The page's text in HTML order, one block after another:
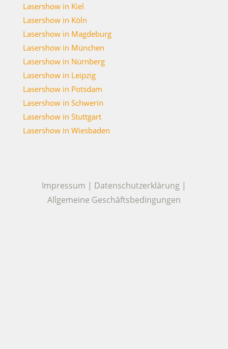
Lasershow in Kiel
Lasershow in Köln
Lasershow in Magdeburg
Lasershow in München
Lasershow in Nürnberg
Lasershow in Leipzig
Lasershow in Potsdam
Lasershow in Schwerin
Lasershow in Stuttgart
Lasershow in Wiesbaden
Impressum | Datenschutzerklärung|
Allgemeine Geschäftsbedingungen